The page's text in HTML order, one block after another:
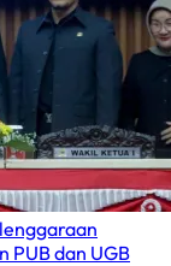
PUB dan UGB